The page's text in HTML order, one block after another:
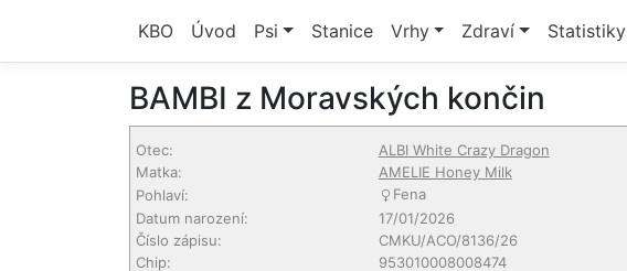
KBO Úvod Psi Stanice Vrhy Zdraví Statistiky
BAMBI z Moravských končin
Otec:
ALBI White Crazy Dragon
Matka:
AMELIE Honey Milk
Pohlaví:
Fena
Datum narození:
17/01/2026
Číslo zápisu:
CMKU/ACO/8136/26
Chip:
953010008008474